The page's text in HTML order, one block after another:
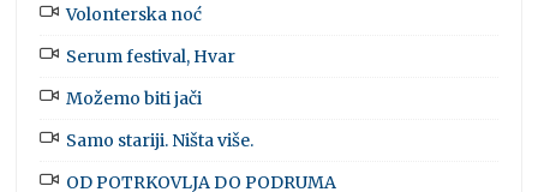
Volonterska noć
Serum festival, Hvar
Možemo biti jači
Samo stariji. Ništa više.
OD POTRKOVLJA DO PODRUMA